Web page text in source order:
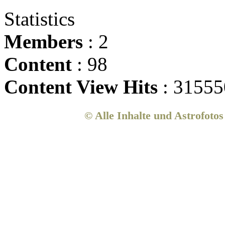
Statistics
Members : 2
Content : 98
Content View Hits :
© Alle Inhalte und